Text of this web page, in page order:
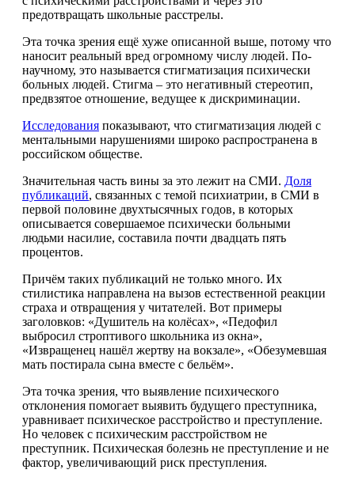
предотвращать школьные расстрелы.
Эта точка зрения ещё хуже описанной выше, потому что
наносит реальный вред огромному числу людей. По-
научному, это называется стигматизация психически
больных людей. Стигма – это негативный стереотип,
предвзятое отношение, ведущее к дискриминации.
Исследования показывают, что стигматизация людей с
ментальными нарушениями широко распространена в
российском обществе.
Значительная часть вины за это лежит на СМИ. Доля
публикаций, связанных с темой психиатрии, в СМИ в
первой половине двухтысячных годов, в которых
описывается совершаемое психически больными
людьми насилие, составила почти двадцать пять
процентов.
Причём таких публикаций не только много. Их
стилистика направлена на вызов естественной реакции
страха и отвращения у читателей. Вот примеры
заголовков: «Душитель на колёсах», «Педофил
выбросил строптивого школьника из окна»,
«Извращенец нашёл жертву на вокзале», «Обезумевшая
мать постирала сына вместе с бельём».
Эта точка зрения, что выявление психического
отклонения помогает выявить будущего преступника,
уравнивает психическое расстройство и преступление.
Но человек с психическим расстройством не
преступник. Психическая болезнь не преступление и не
фактор, увеличивающий риск преступления.